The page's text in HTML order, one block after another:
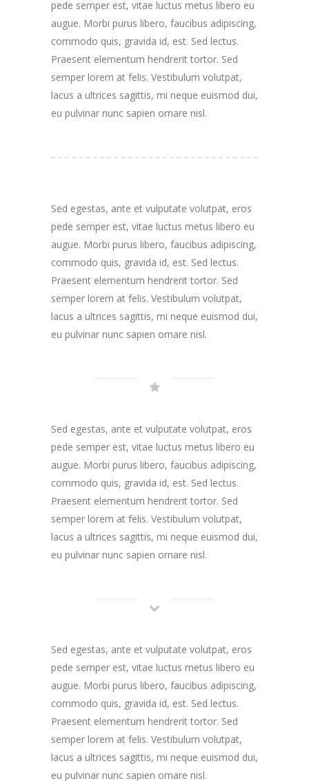
pede semper est, vitae luctus metus libero eu
augue. Morbi purus libero, faucibus adipiscing,
commodo quis, gravida id, est. Sed lectus.
Praesent elementum hendrerit tortor. Sed
semper lorem at felis. Vestibulum volutpat,
lacus a ultrices sagittis, mi neque euismod dui,
eu pulvinar nunc sapien ornare nisl.
Sed egestas, ante et vulputate volutpat, eros
pede semper est, vitae luctus metus libero eu
augue. Morbi purus libero, faucibus adipiscing,
commodo quis, gravida id, est. Sed lectus.
Praesent elementum hendrerit tortor. Sed
semper lorem at felis. Vestibulum volutpat,
lacus a ultrices sagittis, mi neque euismod dui,
eu pulvinar nunc sapien ornare nisl.
Sed egestas, ante et vulputate volutpat, eros
pede semper est, vitae luctus metus libero eu
augue. Morbi purus libero, faucibus adipiscing,
commodo quis, gravida id, est. Sed lectus.
Praesent elementum hendrerit tortor. Sed
semper lorem at felis. Vestibulum volutpat,
lacus a ultrices sagittis, mi neque euismod dui,
eu pulvinar nunc sapien ornare nisl.
Sed egestas, ante et vulputate volutpat, eros
pede semper est, vitae luctus metus libero eu
augue. Morbi purus libero, faucibus adipiscing,
commodo quis, gravida id, est. Sed lectus.
Praesent elementum hendrerit tortor. Sed
semper lorem at felis. Vestibulum volutpat,
lacus a ultrices sagittis, mi neque euismod dui,
eu pulvinar nunc sapien ornare nisl.